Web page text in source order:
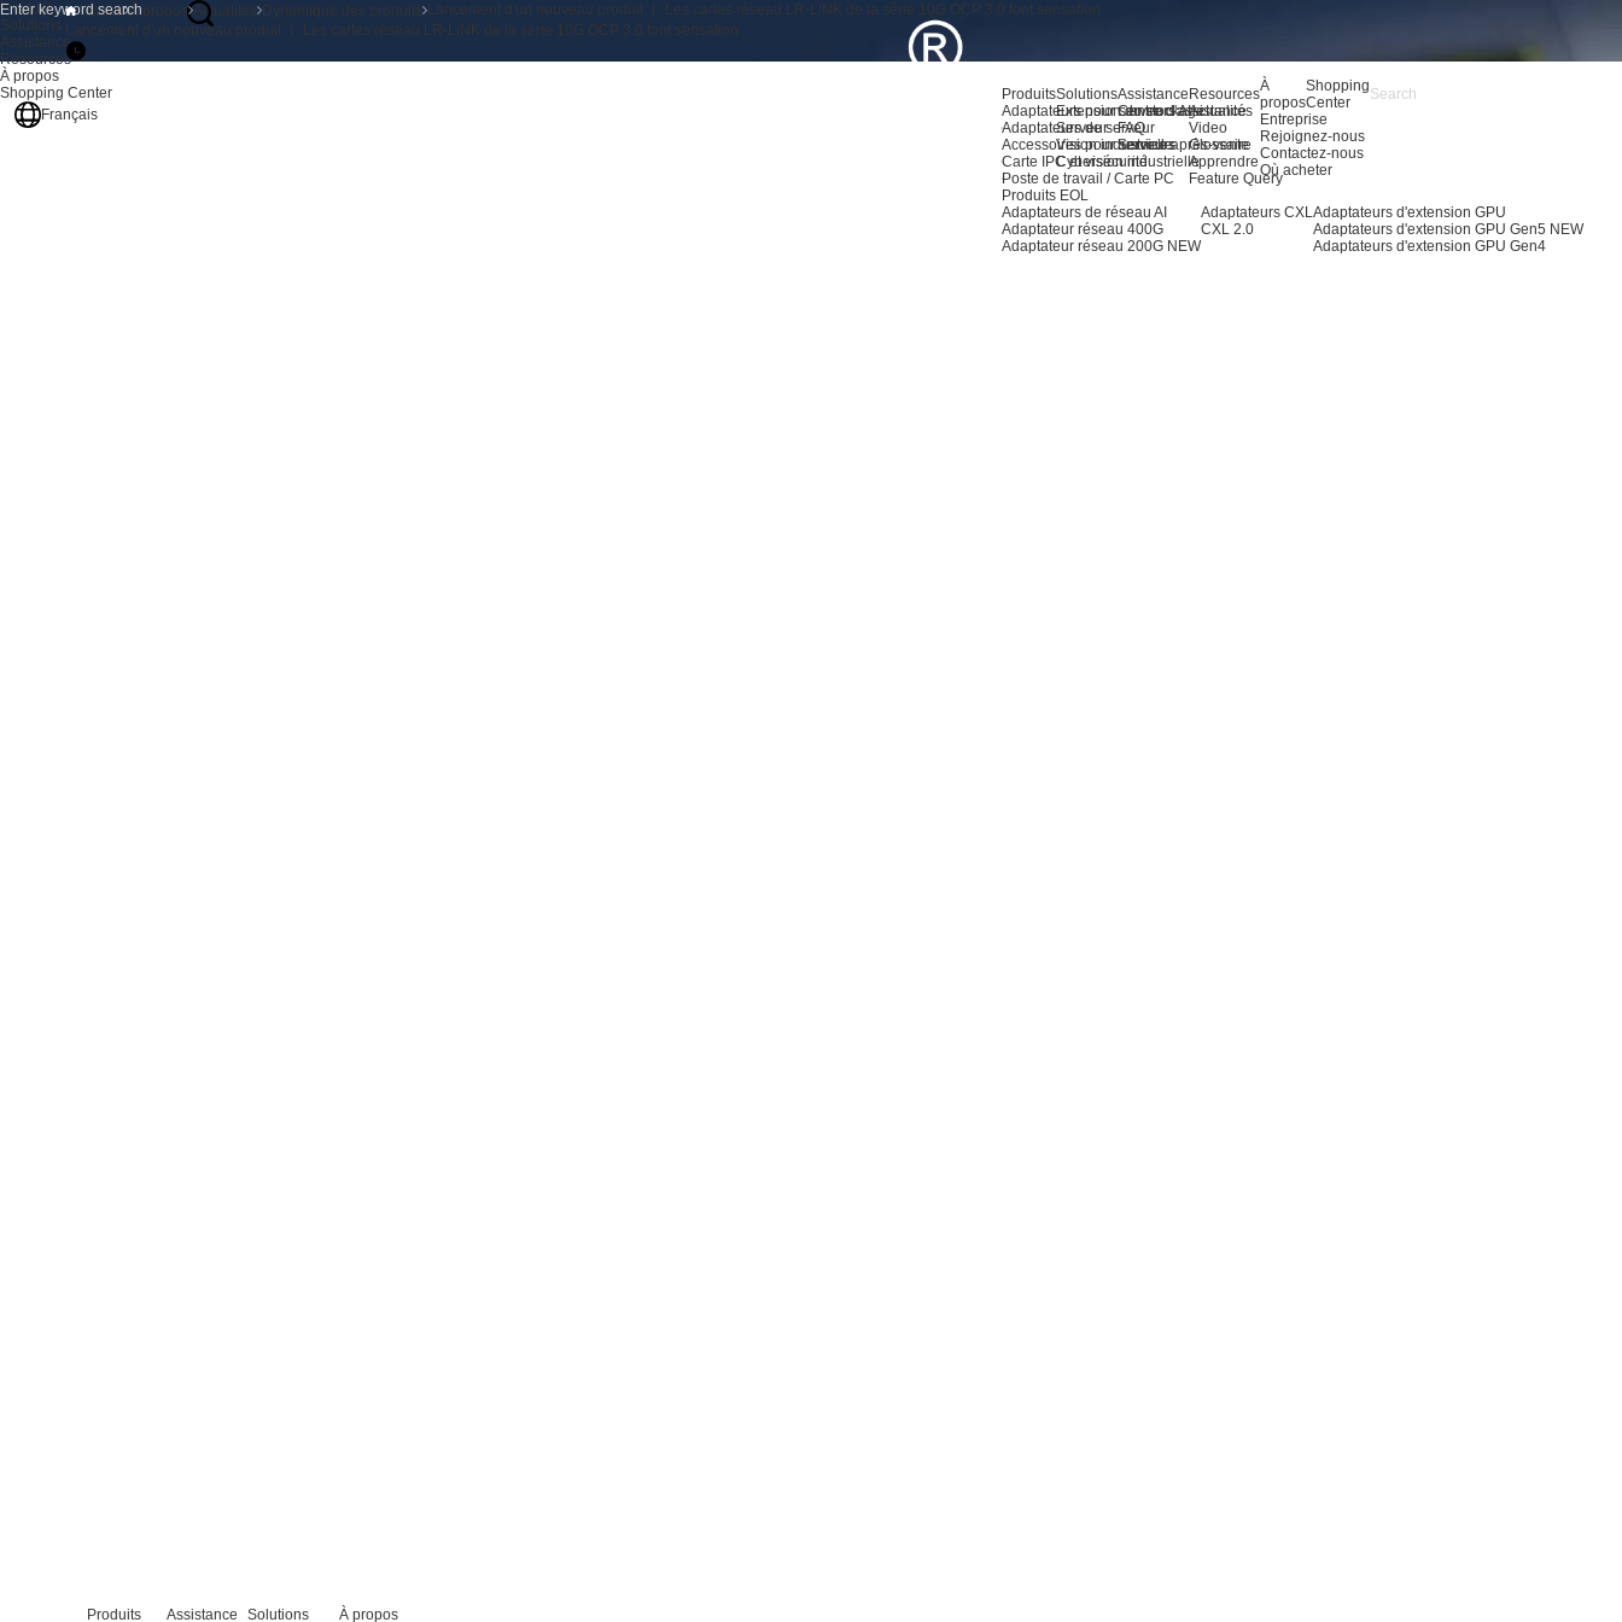
Produits
Adaptateurs pour serveurs AI
Adaptateurs de serveur
Accessoires pour serveurs
Carte IPC et vision industrielle
Poste de travail / Carte PC
Produits EOL
Adaptateurs de réseau AI
Adaptateur réseau 400G
Adaptateur réseau 200G NEW
Adaptateurs CXL
CXL 2.0
Adaptateurs d'extension GPU
Adaptateurs d'extension GPU Gen5 NEW
Adaptateurs d'extension GPU Gen4
Solutions
Extension du stockage
Serveur
Vision industrielle
Cybersécurité
Assistance
Centre d'assistance
FAQ
Service après-vente
Resources
Actualités
Video
Glossaire
Apprendre
Feature Query
À
propos
Entreprise
Rejoignez-nous
Contactez-nous
Où acheter
Shopping
Center
Produits
Solutions
Assistance
Resources
À propos
Shopping Center
Français
Accueil À propos Actualités Dynamique des produits
Lancement d'un nouveau produit 丨 Les cartes réseau LR-LINK de la série 10G OCP 3.0 font sensation
Lancement d'un nouveau produit 丨 Les cartes réseau LR-LINK de la série 10G OCP 3.0 font sensation
Produits Assistance Solutions À propos